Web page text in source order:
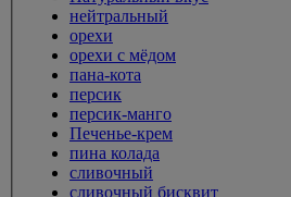
нейтральный
орехи
орехи с мёдом
пана-кота
персик
персик-манго
Печенье-крем
пина колада
сливочный
сливочный бисквит